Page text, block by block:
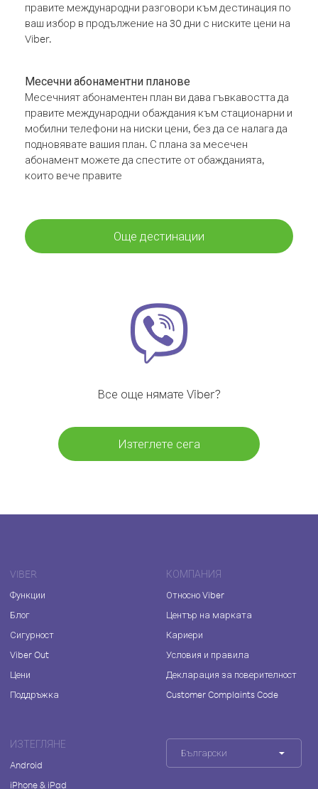
правите международни разговори към дестинация по
ваш избор в продължение на 30 дни с ниските цени на
Viber.
Месечни абонаментни планове
Месечният абонаментен план ви дава гъвкавостта да
правите международни обаждания към стационарни и
мобилни телефони на ниски цени, без да се налага да
подновявате вашия план. С плана за месечен
абонамент можете да спестите от обажданията,
които вече правите
Още дестинации
Все още нямате Viber?
Изтеглете сега
VIBER
Функции
Блог
Сигурност
Viber Out
Цени
Поддръжка
КОМПАНИЯ
Относно Viber
Център на марката
Кариери
Условия и правила
Декларация за поверителност
Customer Complaints Code
ИЗТЕГЛЯНЕ
Android
iPhone & iPad
Български